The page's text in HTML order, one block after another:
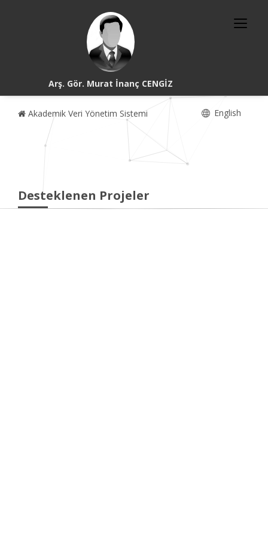
Arş. Gör. Murat İnanç CENGİZ
Akademik Veri Yönetim Sistemi English
Desteklenen Projeler